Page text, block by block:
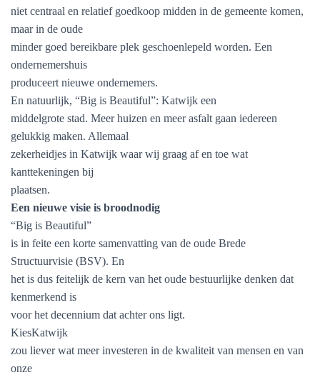
niet centraal en relatief goedkoop midden in de gemeente komen,
maar in de oude
minder goed bereikbare plek geschoenlepeld worden. Een
ondernemershuis
produceert nieuwe ondernemers.
En natuurlijk, “Big is Beautiful”: Katwijk een
middelgrote stad. Meer huizen en meer asfalt gaan iedereen
gelukkig maken. Allemaal
zekerheidjes in Katwijk waar wij graag af en toe wat
kanttekeningen bij
plaatsen.
Een nieuwe visie is broodnodig
“Big is Beautiful”
is in feite een korte samenvatting van de oude Brede
Structuurvisie (BSV). En
het is dus feitelijk de kern van het oude bestuurlijke denken dat
kenmerkend is
voor het decennium dat achter ons ligt.
KiesKatwijk
zou liever wat meer investeren in de kwaliteit van mensen en van
onze